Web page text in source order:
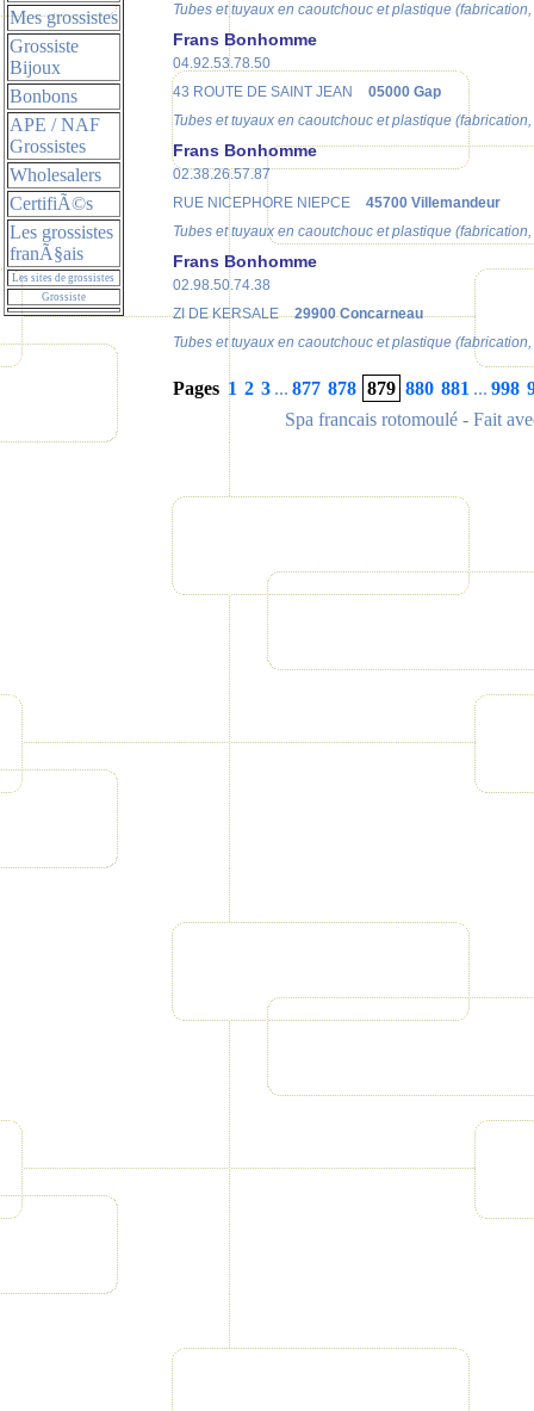
Mes grossistes
Grossiste
Bijoux
Bonbons
APE / NAF
Grossistes
Wholesalers
CertifiÃ©s
Les grossistes
franÃ§ais
Les sites de grossistes
Grossiste
Tubes et tuyaux en caoutchouc et plastique
Frans Bonhomme
04.92.53.78.50
43 ROUTE DE SAINT JEAN
05000 Gap
Tubes et tuyaux en caoutchouc et plastique
Frans Bonhomme
02.38.26.57.87
RUE NICEPHORE NIEPCE
45700 Villemandeur
Tubes et tuyaux en caoutchouc et plastique
Frans Bonhomme
02.98.50.74.38
ZI DE KERSALE
29900 Concarneau
Tubes et tuyaux en caoutchouc et plastique
Pages 1 2 3 ... 877 878 879 880 881 ... 998
Spa francais rotomoulé - Fait